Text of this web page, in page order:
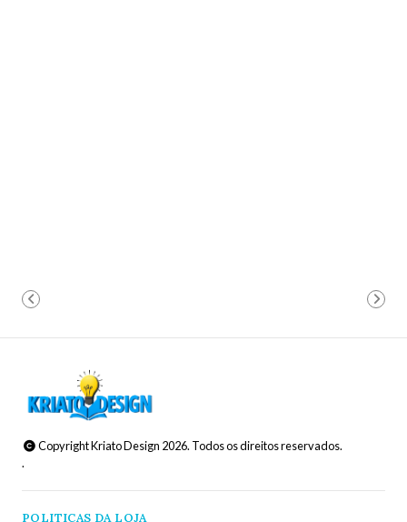
Copyright Kriato Design 2026. Todos os direitos reservados.
.
POLITICAS DA LOJA